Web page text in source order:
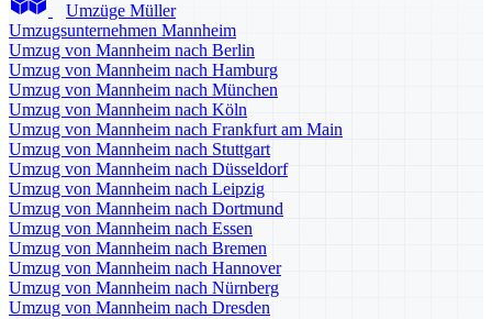
Umzüge Müller
Umzugsunternehmen Mannheim
Umzug von Mannheim nach Berlin
Umzug von Mannheim nach Hamburg
Umzug von Mannheim nach München
Umzug von Mannheim nach Köln
Umzug von Mannheim nach Frankfurt am Main
Umzug von Mannheim nach Stuttgart
Umzug von Mannheim nach Düsseldorf
Umzug von Mannheim nach Leipzig
Umzug von Mannheim nach Dortmund
Umzug von Mannheim nach Essen
Umzug von Mannheim nach Bremen
Umzug von Mannheim nach Hannover
Umzug von Mannheim nach Nürnberg
Umzug von Mannheim nach Dresden